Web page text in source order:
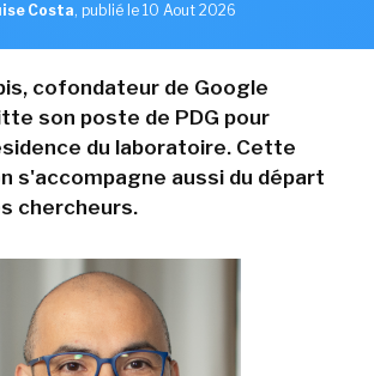
Costa, publié le 10 Aout 2026
cofondateur de Google
son poste de PDG pour
du laboratoire. Cette
s'accompagne aussi du départ
chercheurs.